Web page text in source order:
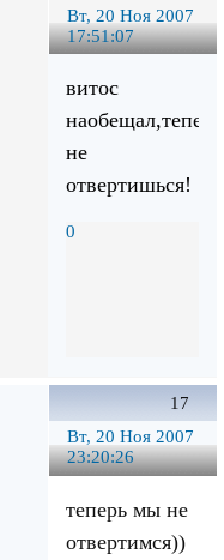
Вт, 20 Ноя 2007
17:51:07
витос
наобещал,теперь
не
отвертишься!
0
17
Вт, 20 Ноя 2007
23:20:26
теперь мы не
отвертимся))